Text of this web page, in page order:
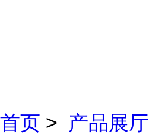
首页 > 产品展厅